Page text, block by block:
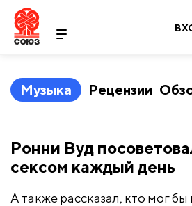
Музыка Рецензии
Ронни Вуд
сексом каждый день
А также рассказал, кто мог бы